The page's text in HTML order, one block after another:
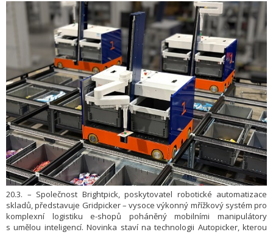
20.3. – Společnost Brightpick, poskytovatel robotické automatizace
skladů, představuje Gridpicker – vysoce výkonný mřížkový systém pro
komplexní logistiku e-shopů poháněný mobilními manipulátory
s umělou inteligencí. Novinka staví na technologii Autopicker, kterou